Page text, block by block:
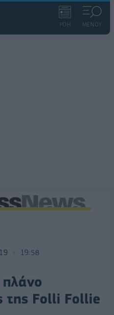
ΡΟΗ ΜΕΝΟΥ
19:58
πλάνο
της Folli Follie